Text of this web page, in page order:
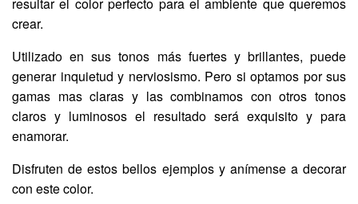
crear.
Utilizado en sus tonos más fuertes y brillantes, puede
generar inquietud y nerviosismo. Pero si optamos por sus
gamas mas claras y las combinamos con otros tonos
claros y luminosos el resultado será exquisito y para
enamorar.
Disfruten de estos bellos ejemplos y anímense a decorar
con este color.